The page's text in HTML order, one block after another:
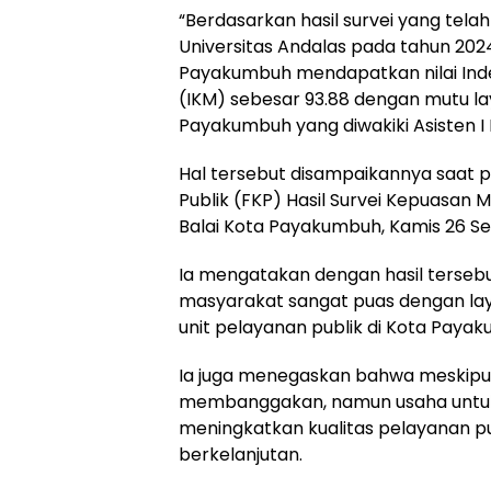
“Berdasarkan hasil survei yang
Universitas Andalas pada tahun
Payakumbuh mendapatkan nilai
(IKM) sebesar 93.88 dengan mutu
Payakumbuh yang diwakiki Asisten I
Hal tersebut disampaikannya saat
Publik (FKP) Hasil Survei Kepuasan
Balai Kota Payakumbuh, Kamis 26
Ia mengatakan dengan hasil
masyarakat sangat puas dengan
unit pelayanan publik di Kota
Ia juga menegaskan bahwa
membanggakan, namun usaha
meningkatkan kualitas pelayanan
berkelanjutan.